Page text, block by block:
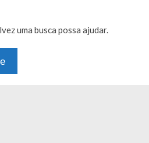
uma busca possa ajudar.